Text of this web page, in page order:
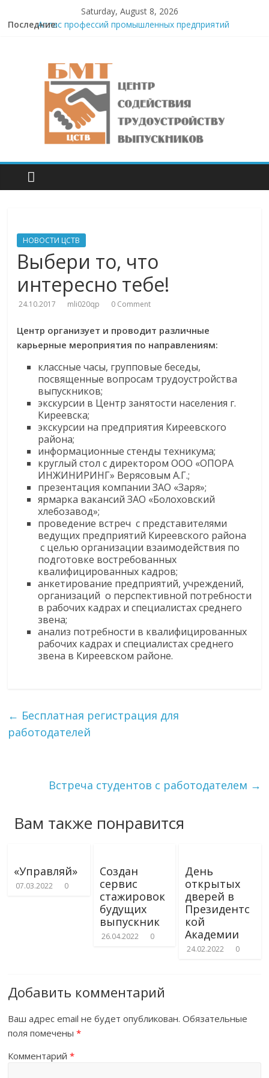
Saturday, August 8, 2026
Последние:Атлас профессий промышленных предприятий
День открытых дверей
Встреча с представителями ПАО «Ростелеком»
Неделя без турникетов — 2024
НОВОСТИ ЦСТВ
Выбери то, что
интересно тебе!
24.10.2017 mli020qp 0 Comment
Центр организует и проводит различные
карьерные мероприятия по направлениям:
классные часы, групповые беседы,
посвященные вопросам трудоустройства
выпускников;
экскурсии в Центр занятости населения г.
Киреевска;
экскурсии на предприятия Киреевского
района;
информационные стенды техникума;
круглый стол с директором ООО «ОПОРА
ИНЖИНИРИНГ» Верясовым А.Г.;
презентация компании ЗАО «Заря»;
ярмарка вакансий ЗАО «Болоховский
хлебозавод»;
проведение встреч с представителями
ведущих предприятий Киреевского района
с целью организации взаимодействия по
подготовке востребованных
квалифицированных кадров;
анкетирование предприятий, учреждений,
организаций о перспективной потребности
в рабочих кадрах и специалистах среднего
звена;
анализ потребности в квалифицированных
рабочих кадрах и специалистах среднего
звена в Киреевском районе.
← Бесплатная регистрация для
работодателей
Встреча студентов с работодателем →
Вам также понравится
«Управляй»
07.03.2022 0
Создан
сервис
стажировок
будущих
выпускник
26.04.2022 0
День
открытых
дверей в
Президентс
кой
Академии
24.02.2022 0
Добавить комментарий
Ваш адрес email не будет опубликован. Обязательные
поля помечены*
Комментарий*